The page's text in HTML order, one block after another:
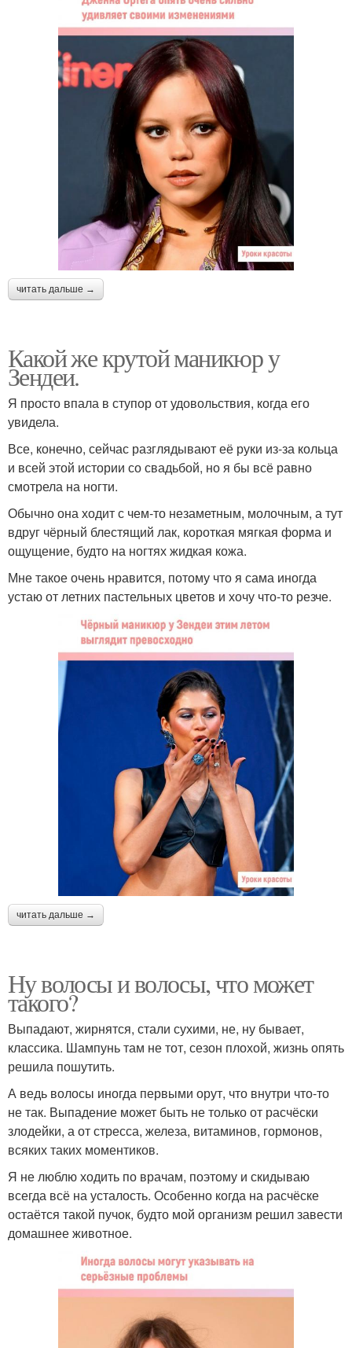
читать дальше →
Какой же крутой маникюр у
Зендеи.
Я просто впала в ступор от удовольствия, когда его
увидела.
Все, конечно, сейчас разглядывают её руки из-за кольца
и всей этой истории со свадьбой, но я бы всё равно
смотрела на ногти.
Обычно она ходит с чем-то незаметным, молочным, а тут
вдруг чёрный блестящий лак, короткая мягкая форма и
ощущение, будто на ногтях жидкая кожа.
Мне такое очень нравится, потому что я сама иногда
устаю от летних пастельных цветов и хочу что-то резче.
читать дальше →
Ну волосы и волосы, что может
такого?
Выпадают, жирнятся, стали сухими, не, ну бывает,
классика. Шампунь там не тот, сезон плохой, жизнь опять
решила пошутить.
А ведь волосы иногда первыми орут, что внутри что-то
не так. Выпадение может быть не только от расчёски
злодейки, а от стресса, железа, витаминов, гормонов,
всяких таких моментиков.
Я не люблю ходить по врачам, поэтому и скидываю
всегда всё на усталость. Особенно когда на расчёске
остаётся такой пучок, будто мой организм решил завести
домашнее животное.